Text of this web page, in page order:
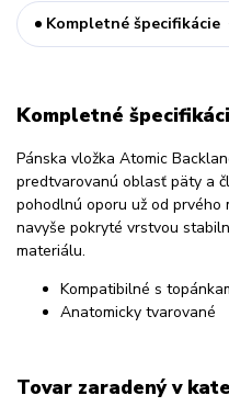
Kompletné špecifikácie
Kompletné
Pánska vložka Atomic
predtvarovanú oblasť päty a
pohodlnú oporu už od prvého
navyše pokryté vrstvou
materiálu.
Kompatibilné s
Anatomicky tvarované
Tovar zaradený v